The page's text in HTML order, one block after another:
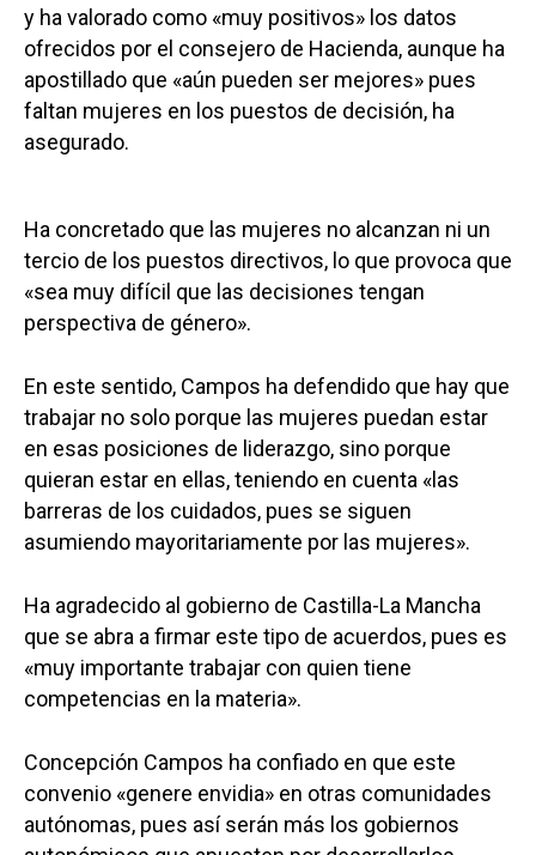
y ha valorado como «muy positivos» los datos
ofrecidos por el consejero de Hacienda, aunque ha
apostillado que «aún pueden ser mejores» pues
faltan mujeres en los puestos de decisión, ha
asegurado.
Ha concretado que las mujeres no alcanzan ni un
tercio de los puestos directivos, lo que provoca que
«sea muy difícil que las decisiones tengan
perspectiva de género».
En este sentido, Campos ha defendido que hay que
trabajar no solo porque las mujeres puedan estar
en esas posiciones de liderazgo, sino porque
quieran estar en ellas, teniendo en cuenta «las
barreras de los cuidados, pues se siguen
asumiendo mayoritariamente por las mujeres».
Ha agradecido al gobierno de Castilla-La Mancha
que se abra a firmar este tipo de acuerdos, pues es
«muy importante trabajar con quien tiene
competencias en la materia».
Concepción Campos ha confiado en que este
convenio «genere envidia» en otras comunidades
autónomas, pues así serán más los gobiernos